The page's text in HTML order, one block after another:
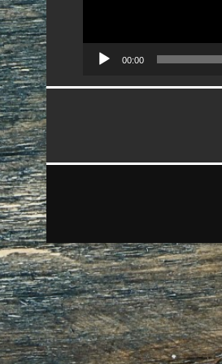
00:00